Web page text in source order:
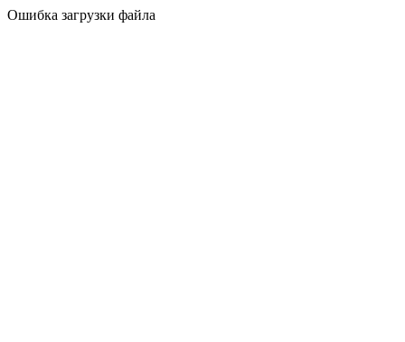
Ошибка загрузки файла